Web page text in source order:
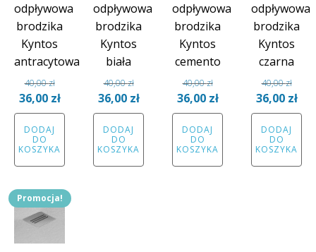
odpływowa
brodzika
Kyntos
antracytowa
40,00zł
Pierwotna
cena
wynosiła:
40,00 zł.
36,00 złAktualna
cena
36,00 zł.
DODAJ
DO
KOSZYKA
odpływowa
brodzika
Kyntos
biała
40,00zł
Pierwotna
cena
wynosiła:
40,00 zł.
36,00 złAktualna
cena
36,00 zł.
DODAJ
DO
KOSZYKA
odpływowa
brodzika
Kyntos
cemento
40,00zł
Pierwotna
cena
wynosiła:
40,00 zł.
36,00 złAktualna
cena
36,00 zł.
DODAJ
DO
KOSZYKA
odpływowa
brodzika
Kyntos
czarna
40,00zł
Pierwotna
cena
wynosiła:
40,00 zł.
36,00 zł
DODAJ
DO
KOSZYKA
Promocja!